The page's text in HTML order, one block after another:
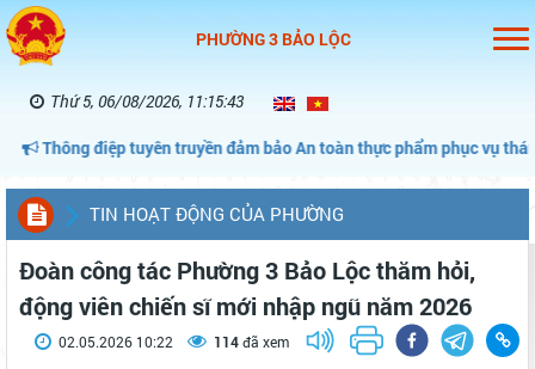
PHƯỜNG 3 BẢO LỘC
Thứ 5, 06/08/2026, 11:15:43
điệp tuyên truyền đảm bảo An toàn thực phẩm phục vụ tháng
TIN HOẠT ĐỘNG CỦA PHƯỜNG
Đoàn công tác Phường 3 Bảo Lộc thăm hỏi,
động viên chiến sĩ mới nhập ngũ năm 2026
02.05.2026 10:22 114đã xem